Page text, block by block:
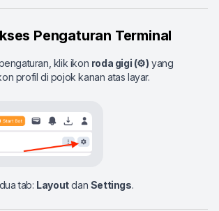
Pengaturan Terminal
klik ikon roda gigi (⚙️) yang
profil di pojok kanan atas layar.
tab: Layoutdan Settings.